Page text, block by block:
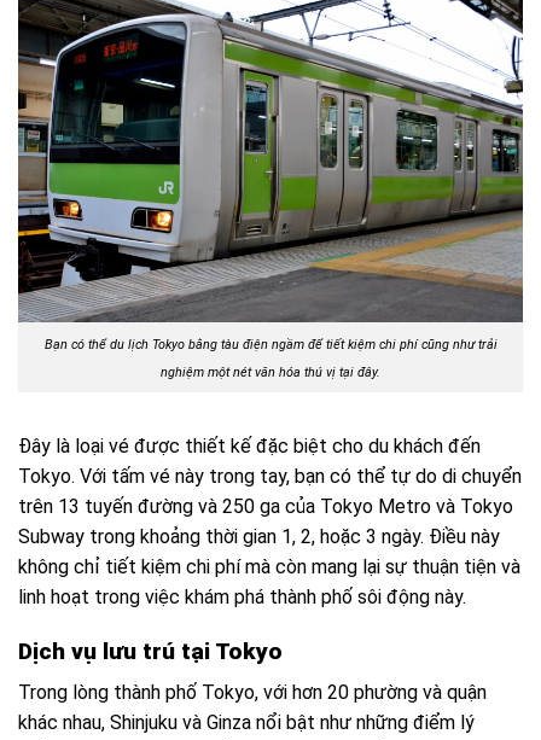
Bạn có thể du lịch Tokyo bằng tàu điện ngầm để tiết kiệm chi phí cũng như trải
nghiệm một nét văn hóa thú vị tại đây.
Đây là loại vé được thiết kế đặc biệt cho du khách đến
Tokyo. Với tấm vé này trong tay, bạn có thể tự do di chuyển
trên 13 tuyến đường và 250 ga của Tokyo Metro và Tokyo
Subway trong khoảng thời gian 1, 2, hoặc 3 ngày. Điều này
không chỉ tiết kiệm chi phí mà còn mang lại sự thuận tiện và
linh hoạt trong việc khám phá thành phố sôi động này.
Dịch vụ lưu trú tại Tokyo
Trong lòng thành phố Tokyo, với hơn 20 phường và quận
khác nhau, Shinjuku và Ginza nổi bật như những điểm lý